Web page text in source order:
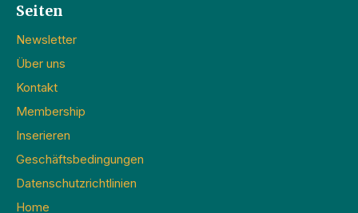
Seiten
Newsletter
Über uns
Kontakt
Membership
Inserieren
Geschäftsbedingungen
Datenschutzrichtlinien
Home